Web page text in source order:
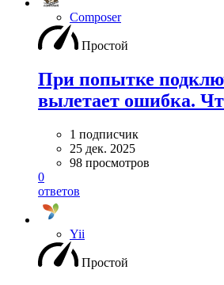
Composer
Простой
При попытке
вылетает ошибка.
1 подписчик
25 дек. 2025
98 просмотров
0
ответов
Yii
Простой